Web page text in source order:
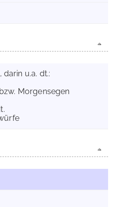
u.a. dt.:
Morgensegen